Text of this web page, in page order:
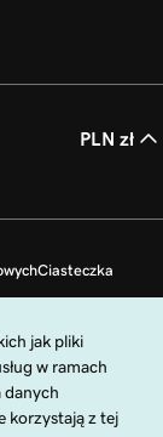
PLN zł
Ciasteczka
LLC. Wszelkie prawa
znakiem towarowym
i innych